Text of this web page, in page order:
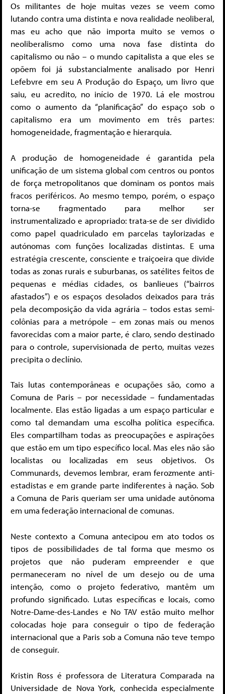
Os militantes de hoje muitas vezes se veem como
lutando contra uma distinta e nova realidade neoliberal,
mas eu acho que não importa muito se vemos o
neoliberalismo como uma nova fase distinta do
capitalismo ou não – o mundo capitalista a que eles se
opõem foi já substancialmente analisado por Henri
Lefebvre em seu A Produção do Espaço, um livro que
saiu, eu acredito, no início de 1970. Lá ele mostrou
como o aumento da “planificação” do espaço sob o
capitalismo era um movimento em três partes:
homogeneidade, fragmentação e hierarquia.
A produção de homogeneidade é garantida pela
unificação de um sistema global com centros ou pontos
de força metropolitanos que dominam os pontos mais
fracos periféricos. Ao mesmo tempo, porém, o espaço
torna-se fragmentado para melhor ser
instrumentalizado e apropriado: trata-se de ser dividido
como papel quadriculado em parcelas taylorizadas e
autónomas com funções localizadas distintas. E uma
estratégia crescente, consciente e traiçoeira que divide
todas as zonas rurais e suburbanas, os satélites feitos de
pequenas e médias cidades, os banlieues (“bairros
afastados”) e os espaços desolados deixados para trás
pela decomposição da vida agrária – todos estas semi-
colônias para a metrópole – em zonas mais ou menos
favorecidas com a maior parte, é claro, sendo destinado
para o controle, supervisionada de perto, muitas vezes
precipita o declínio.
Tais lutas contemporâneas e ocupações são, como a
Comuna de Paris – por necessidade – fundamentadas
localmente. Elas estão ligadas a um espaço particular e
como tal demandam uma escolha política específica.
Eles compartilham todas as preocupações e aspirações
que estão em um tipo específico local. Mas eles não são
localistas ou localizadas em seus objetivos. Os
Communards, devemos lembrar, eram ferozmente anti-
estadistas e em grande parte indiferentes à nação. Sob
a Comuna de Paris queriam ser uma unidade autônoma
em uma federação internacional de comunas.
Neste contexto a Comuna antecipou em ato todos os
tipos de possibilidades de tal forma que mesmo os
projetos que não puderam empreender e que
permaneceram no nível de um desejo ou de uma
intenção, como o projeto federativo, mantêm um
profundo significado. Lutas específicas e locais, como
Notre-Dame-des-Landes e No TAV estão muito melhor
colocadas hoje para conseguir o tipo de federação
internacional que a Paris sob a Comuna não teve tempo
de conseguir.
Kristin Ross é professora de Literatura Comparada na
Universidade de Nova York, conhecida especialmente